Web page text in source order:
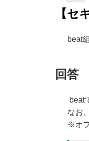
【セ
beat
回答
beat
なお
※オ